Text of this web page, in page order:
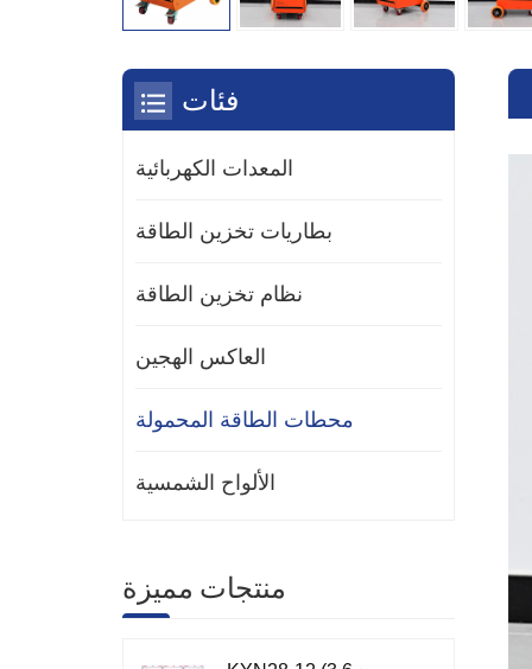
فئات
المعدات الكهربائية
بطاريات تخزين الطاقة
نظام تخزين الطاقة
العاكس الهجين
محطات الطاقة المحمولة
الألواح الشمسية
منتجات مميزة